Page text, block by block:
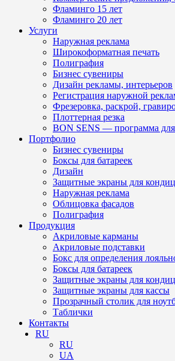
Фламинго 15 лет
Фламинго 20 лет
Услуги
Наружная реклама
Широкоформатная печать
Полиграфия
Бизнес сувениры
Дизайн рекламы, интерьеров
Регистрация наружной
Фрезеровка, раскрой,
Плоттерная резка
BON SENS — программа для
Портфолио
Бизнес сувениры
Боксы для батареек
Дизайн
Защитные экраны для
Наружная реклама
Облицовка фасадов
Полиграфия
Продукция
Акриловые карманы
Акриловые подставки
Бокс для определения
Боксы для батареек
Защитные экраны для
Защитные экраны для кассы
Прозрачный столик для
Таблички
Контакты
RU
RU
UA